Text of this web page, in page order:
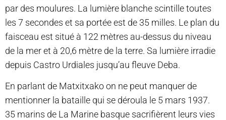
par des moulures. La lumière blanche scintille toutes
les 7 secondes et sa portée est de 35 milles. Le plan du
faisceau est situé à 122 mètres au-dessus du niveau
de la mer et à 20,6 mètre de la terre. Sa lumière irradie
depuis Castro Urdiales jusqu’au fleuve Deba.
​En parlant de Matxitxako on ne peut manquer de
mentionner la bataille qui se déroula le 5 mars 1937.
35 marins de La Marine basque sacrifièrent leurs vies